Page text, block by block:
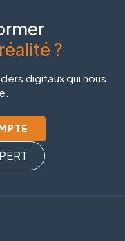
?
digitaux qui nous